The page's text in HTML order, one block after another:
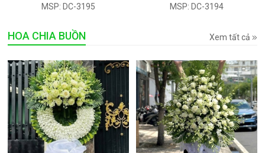
MSP: DC-3195
MSP: DC-3194
HOA CHIA BUỒN Xem tất cả